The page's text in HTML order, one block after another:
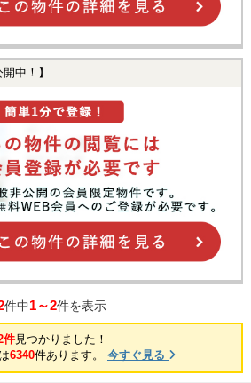
中！】
件中1～2件を表示
件見つかりました！
6340件あります。 今すぐ見る